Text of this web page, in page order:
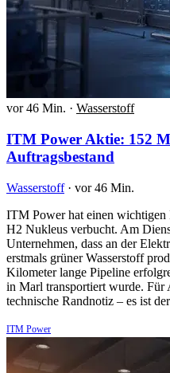
vor 46 Min. · Wasserstoff
ITM Power Aktie: 152
Auftragsbestand
Wasserstoff · vor 46 Min.
ITM Power hat einen
H2 Nukleus verbucht. Am
Unternehmen, dass an der
erstmals grüner Wasserstoff
Kilometer lange Pipeline
in Marl transportiert wurde. Für
technische Randnotiz – es ist
ITM Power